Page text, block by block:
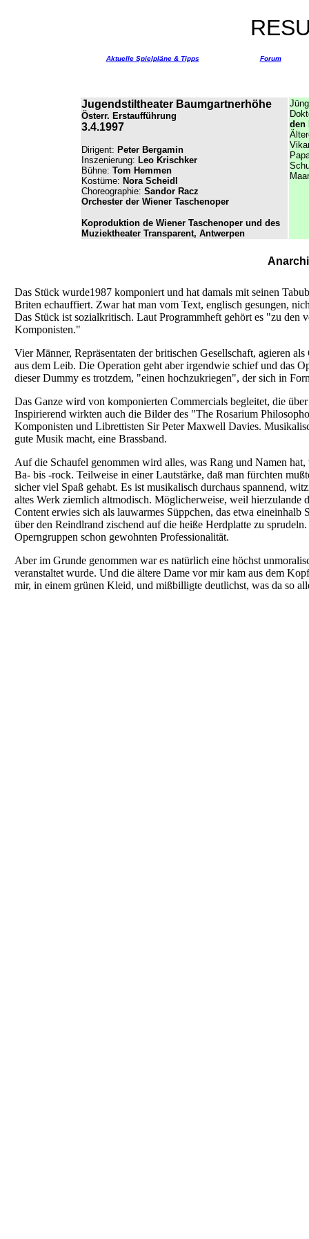
Aktuelle Spielpläne & Tipps Forum
Jugendstiltheater Baumgartnerhöhe
Österr. Erstaufführung
3.4.1997
Dirigent: Peter Bergamin
Inszenierung: Leo Krischker
Bühne: Tom Hemmen
Kostüme: Nora Scheidl
Choreographie: Sandor Racz
Orchester der Wiener Taschenoper
Koproduktion de Wiener Taschenoper und des
Muziektheater Transparent, Antwerpen
den
Das Stück wurde1987 komponiert und hat damals mit seinen
Briten echauffiert. Zwar hat man vom Text, englisch gesungen,
Das Stück ist sozialkritisch. Laut Programmheft gehört es "zu den
Komponisten."
Vier Männer, Repräsentaten der britischen Gesellschaft, agieren
aus dem Leib. Die Operation geht aber irgendwie schief und das
dieser Dummy es trotzdem, "einen hochzukriegen", der sich in
Das Ganze wird von komponierten Commercials begleitet, die
Inspirierend wirkten auch die Bilder des "The Rosarium
Komponisten und Librettisten Sir Peter Maxwell Davies.
gute Musik macht, eine Brassband.
Auf die Schaufel genommen wird alles, was Rang und Namen
Ba- bis -rock. Teilweise in einer Lautstärke, daß man fürchten
sicher viel Spaß gehabt. Es ist musikalisch durchaus spannend,
altes Werk ziemlich altmodisch. Möglicherweise, weil hierzulande
Content erwies sich als lauwarmes Süppchen, das etwa
über den Reindlrand zischend auf die heiße Herdplatte zu
Operngruppen schon gewohnten Professionalität.
Aber im Grunde genommen war es natürlich eine höchst
veranstaltet wurde. Und die ältere Dame vor mir kam aus dem
mir, in einem grünen Kleid, und mißbilligte deutlichst, was da so